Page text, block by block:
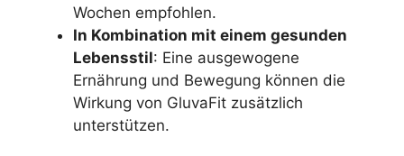
Wochen empfohlen.
In Kombination mit einem gesunden
Lebensstil: Eine ausgewogene
Ernährung und Bewegung können die
Wirkung von GluvaFit zusätzlich
unterstützen.